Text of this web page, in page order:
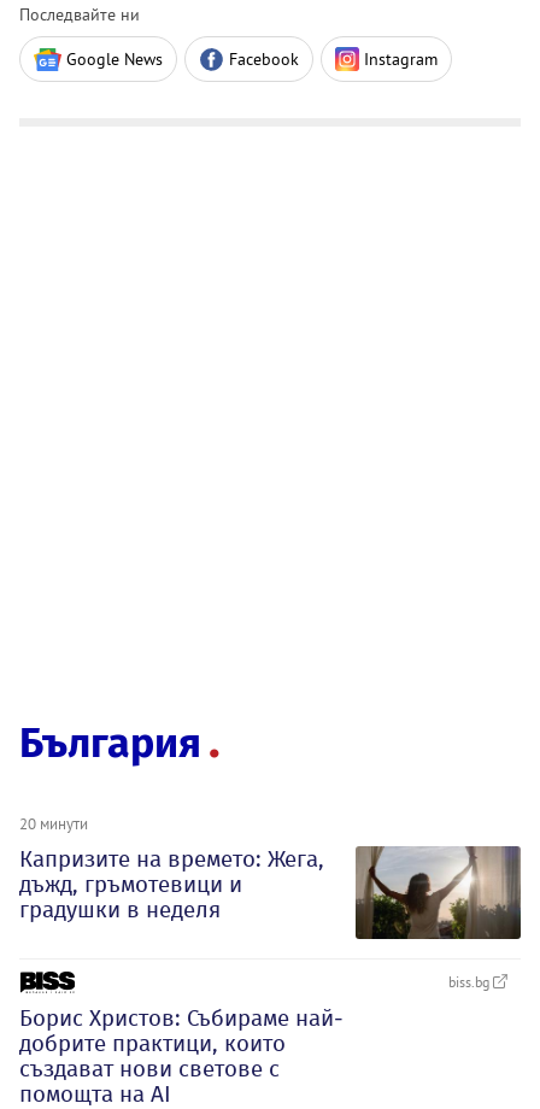
Последвайте ни
Google News Facebook Instagram
България
20 минути
Капризите на времето: Жега,
дъжд, гръмотевици и
градушки в неделя
biss.bg
Борис Христов: Събираме най-
добрите практици, които
създават нови светове с
помощта на AI